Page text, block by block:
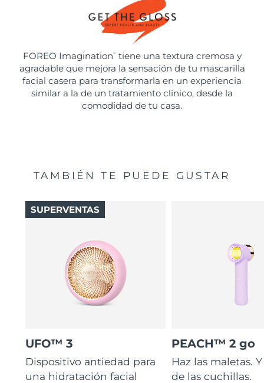
FOREO Imagination ™
tiene una textura cremosa y
agradable que mejora la sensación de tu mascarilla
facial casera para transformarla en un experiencia
similar a la de un tratamiento clínico, desde la
comodidad de tu casa.
TAMBIÉN TE PUEDE GUSTAR
UFO™ 3
Dispositivo antiedad para
una hidratación facial
SUPERVENTAS
PEACH™ 2 go
Haz las maletas.
de las cuchillas.